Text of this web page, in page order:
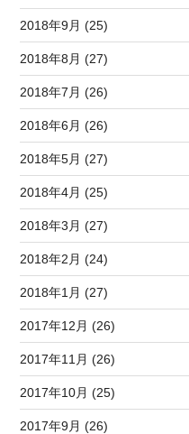
2018年9月 (25)
2018年8月 (27)
2018年7月 (26)
2018年6月 (26)
2018年5月 (27)
2018年4月 (25)
2018年3月 (27)
2018年2月 (24)
2018年1月 (27)
2017年12月 (26)
2017年11月 (26)
2017年10月 (25)
2017年9月 (26)